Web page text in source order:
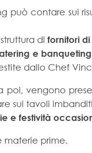
può contare sui
difornitori di
e
dallo Chef
vengono
sui tavoli
e festività
materie prime.